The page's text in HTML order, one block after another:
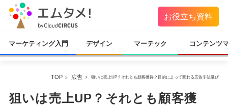
お役立ち資料
マーケティング入門 デザイン マーテック コンテンツ
TOP 広告 狙いは売上UP？それとも顧客獲得？目的によって変わる広告手法選び
狙いは売上UP？それとも顧客獲